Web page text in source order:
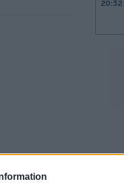
20:32